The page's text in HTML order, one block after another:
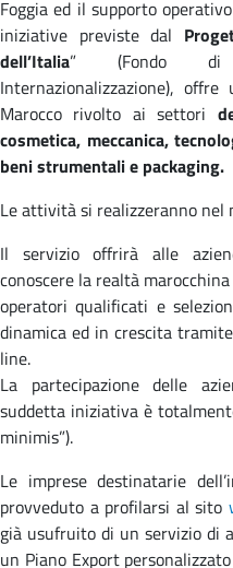
Foggia ed il supporto
iniziative previste dal
dell’Italia” (Fondo di
Internazionalizzazione),
Marocco rivolto ai settori
cosmetica, meccanica,
beni strumentali e packaging.
Le attività si realizzeranno nel
Il servizio offrirà alle
conoscere la realtà
operatori qualificati e
dinamica ed in crescita
line.
La partecipazione delle
suddetta iniziativa è
minimis”).
Le imprese destinatarie
provveduto a profilarsi al sito
già usufruito di un servizio di
un Piano Export